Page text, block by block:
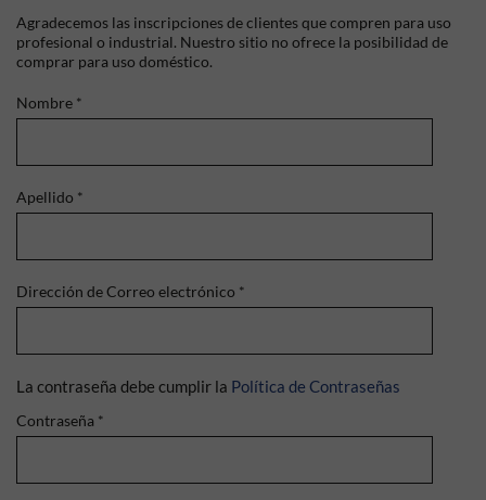
Agradecemos las inscripciones de clientes que compren para uso
profesional o industrial. Nuestro sitio no ofrece la posibilidad de
comprar para uso doméstico.
Nombre *
Apellido *
Dirección de Correo electrónico *
La contraseña debe cumplir la Política de Contraseñas
Contraseña *